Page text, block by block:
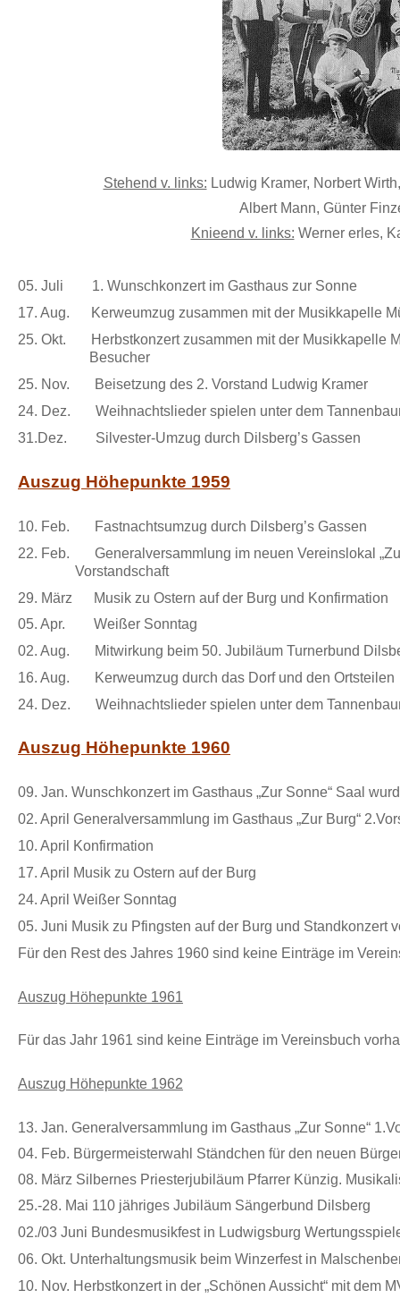
Stehend v. links: Ludwig Kramer, Norbert
Albert Mann, Günter
Knieend v. links: Werner erles,
05. Juli 1. Wunschkonzert im Gasthaus zur Sonne
17. Aug. Kerweumzug zusammen mit der Musikkapelle
25. Okt. Herbstkonzert zusammen mit der Musikkapelle
Besucher
25. Nov. Beisetzung des 2. Vorstand Ludwig Kramer
24. Dez. Weihnachtslieder spielen unter dem
31.Dez. Silvester-Umzug durch Dilsberg’s Gassen
Auszug Höhepunkte 1959
10. Feb. Fastnachtsumzug durch Dilsberg’s Gassen
22. Feb. Generalversammlung im neuen
Vorstandschaft
29. März Musik zu Ostern auf der Burg und Konfirmation
05. Apr. Weißer Sonntag
02. Aug. Mitwirkung beim 50. Jubiläum Turnerbund
16. Aug. Kerweumzug durch das Dorf und den Ortsteilen
24. Dez. Weihnachtslieder spielen unter dem
Auszug Höhepunkte 1960
09. Jan. Wunschkonzert im Gasthaus „Zur Sonne“ Saal
02. April Generalversammlung im Gasthaus „Zur Burg“
10. April Konfirmation
17. April Musik zu Ostern auf der Burg
24. April Weißer Sonntag
05. Juni Musik zu Pfingsten auf der Burg und Standkonzert
Für den Rest des Jahres 1960 sind keine Einträge im
Auszug Höhepunkte 1961
Für das Jahr 1961 sind keine Einträge im Vereinsbuch
Auszug Höhepunkte 1962
13. Jan. Generalversammlung im Gasthaus „Zur Sonne“
04. Feb. Bürgermeisterwahl Ständchen für den neuen
08. März Silbernes Priesterjubiläum Pfarrer Künzig.
25.-28. Mai 110 jähriges Jubiläum Sängerbund Dilsberg
02./03 Juni Bundesmusikfest in Ludwigsburg
06. Okt. Unterhaltungsmusik beim Winzerfest in
10. Nov. Herbstkonzert in der „Schönen Aussicht“ mit dem